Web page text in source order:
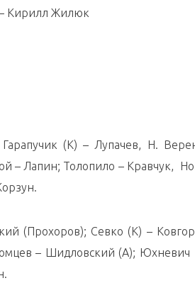
Кирилл Жилюк
Гарапучик (К) – Лупачев, Н.
– Лапин; Толопило – Кравчук,
(Прохоров); Севко (К) –
– Шидловский (А);